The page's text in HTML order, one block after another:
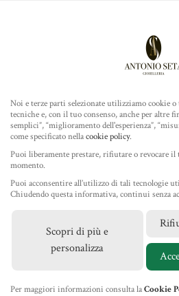
ROLEX
TUDOR
IL
NEWS
Noi e terze parti selezionate utilizziamo cookie
tecniche e, con il tuo consenso, anche per altre
semplici”, “miglioramento dell'esperienza”,
come specificato nellacookie policy.
Puoi liberamente prestare, rifiutare o revocare il
momento.
Puoi acconsentire all’utilizzo di tali tecnologie
Chiudendo questa informativa, continui senza
Scopri di più e
personalizza
Per maggiori informazioni consulta laCookie